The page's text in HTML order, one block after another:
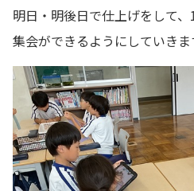
明日・明後日で仕上げをして
集会ができるようにしていきま